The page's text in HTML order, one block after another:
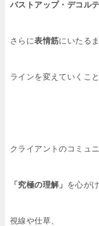
バストアップ・デコルテ
さらに表情筋にいたる
ラインを変えていくこ
クライアントのコミュ
「究極の理解」 を心がけ
視線や仕草、